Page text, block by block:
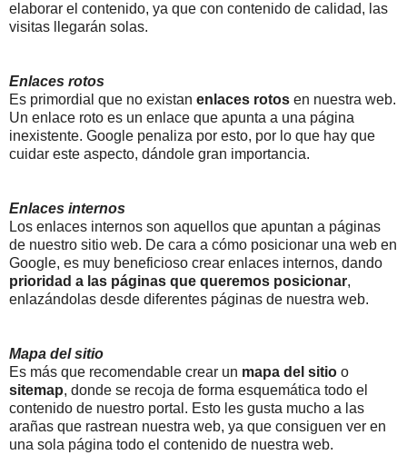
elaborar el contenido, ya que con contenido de calidad, las
visitas llegarán solas.
Enlaces rotos
Es primordial que no existan enlaces rotos en nuestra web.
Un enlace roto es un enlace que apunta a una página
inexistente. Google penaliza por esto, por lo que hay que
cuidar este aspecto, dándole gran importancia.
Enlaces internos
Los enlaces internos son aquellos que apuntan a páginas
de nuestro sitio web. De cara a cómo posicionar una web en
Google, es muy beneficioso crear enlaces internos, dando
prioridad a las páginas que queremos posicionar,
enlazándolas desde diferentes páginas de nuestra web.
Mapa del sitio
Es más que recomendable crear un mapa del sitio o
sitemap, donde se recoja de forma esquemática todo el
contenido de nuestro portal. Esto les gusta mucho a las
arañas que rastrean nuestra web, ya que consiguen ver en
una sola página todo el contenido de nuestra web.